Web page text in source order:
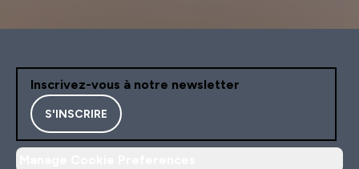
Inscrivez-vous à notre newsletter
S'INSCRIRE